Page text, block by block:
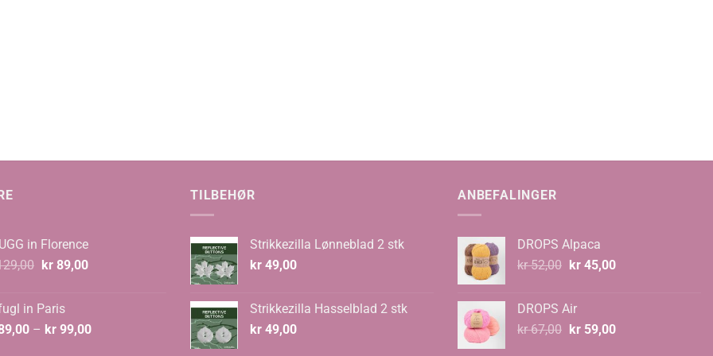
in Florence
Opprinnelig
kr 129,00.
kr89,00Nåværende
in Paris
– kr 99,00Prisområde:
TILBEHØR
Strikkezilla Lønneblad 2 stk
kr 49,00
Strikkezilla Hasselblad 2 stk
kr 49,00
ANBEFALINGER
DROPS Alpaca
kr52,00 Opprinnelig
kr 52,00.
kr45,00Nåværende
DROPS Air
kr67,00 Opprinnelig
kr59,00Nåværende